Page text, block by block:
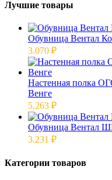
Лучшие товары
Обувница Вентал
3.070 ₽
Настенная полка
Венге
5.263 ₽
Обувница Вентал
3.231 ₽
Категории товаров